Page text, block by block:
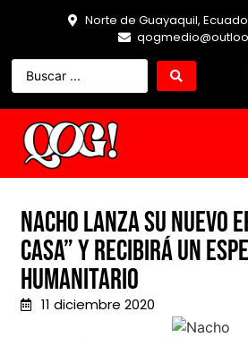
Norte de Guayaquil,
Nacho lanza su nuevo
Casa” y recibirá un
Humanitario
11 diciembre 2020